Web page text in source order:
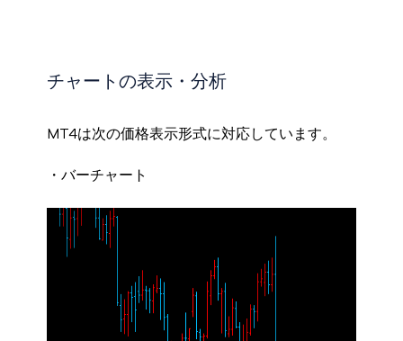
チャートの表示・分析
MT4は次の価格表示形式に対応しています。
・バーチャート